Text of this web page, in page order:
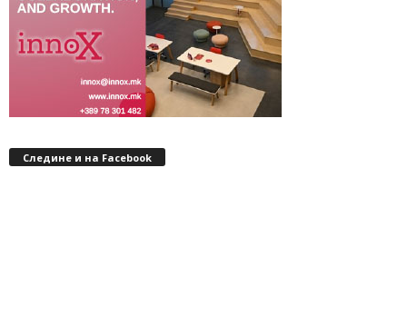
Следине и на Facebook